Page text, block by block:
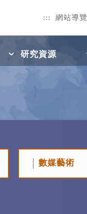
::: 網站導覽
研究資源
數媒藝術